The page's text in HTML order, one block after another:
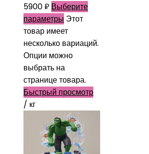
5900₽ Выберите
параметры Этот
товар имеет
несколько вариаций.
Опции можно
выбрать на
странице товара.
Быстрый просмотр
/ кг